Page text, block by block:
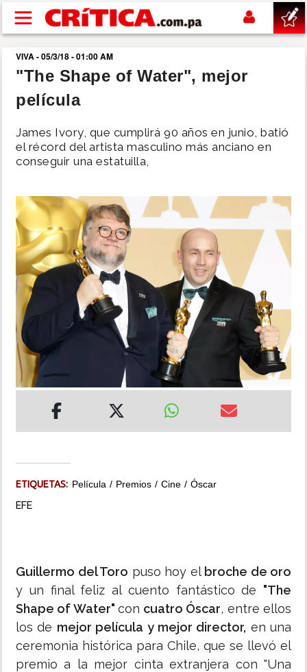
Pasar al contenido principal
buscar
SUCESOS
NACIONAL
SHOW
DEPORTES
MUNDO
INSÓLITAS
MULTIMEDIA
IMPRESO
VIVA - 05/3/18 - 01:00 AM
"The Shape of Water", mejor
película
James Ivory, que cumplirá 90 años en junio, batió
el récord del artista masculino más anciano en
conseguir una estatuilla,
ETIQUETAS: Película Premios Cine Óscar
EFE
Guillermo del Toro puso hoy el broche de oro
y un final feliz al cuento fantástico de "The
Shape of Water" con cuatro Óscar, entre ellos
los de mejor película y mejor director, en una
ceremonia histórica para Chile, que se llevó el
premio a la mejor cinta extranjera con "Una